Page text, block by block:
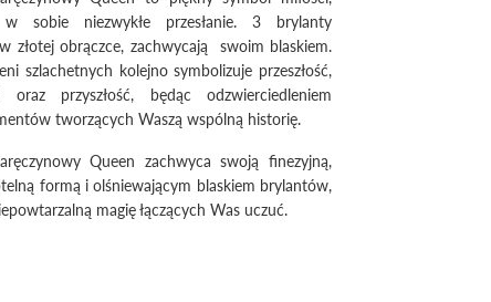
sobie niezwykłe przesłanie. 3 brylanty
złotej obrączce, zachwycają swoim blaskiem.
szlachetnych kolejno symbolizuje przeszłość,
oraz przyszłość, będąc odzwierciedleniem
tworzących Waszą wspólną historię.
Queen zachwyca swoją finezyjną,
formą i olśniewającym blaskiem brylantów,
magię łączących Was uczuć.